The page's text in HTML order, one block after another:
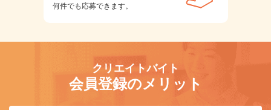
何件でも応募できます。
クリエイトバイト
会員登録のメリット